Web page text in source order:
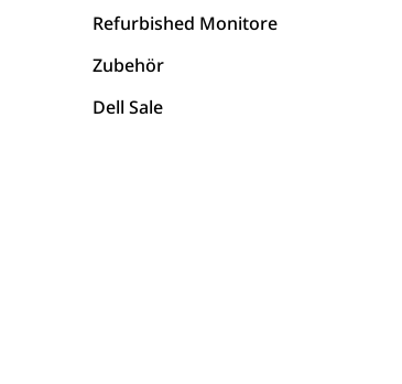
Acer Laptops
Zubehör
Refurbished Monitore
Zubehör
Dell Sale